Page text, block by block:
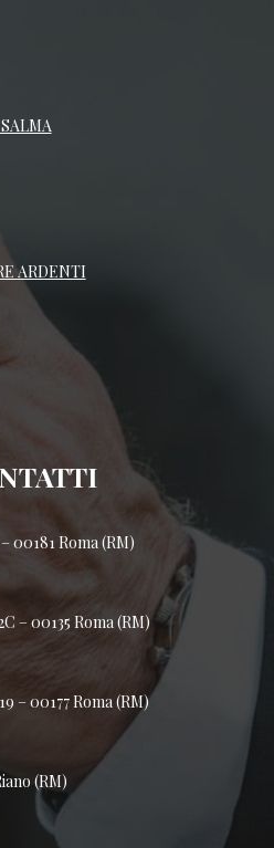
ARDENTI
00181 Roma (RM)
– 00135 Roma (RM)
– 00177 Roma (RM)
(RM)